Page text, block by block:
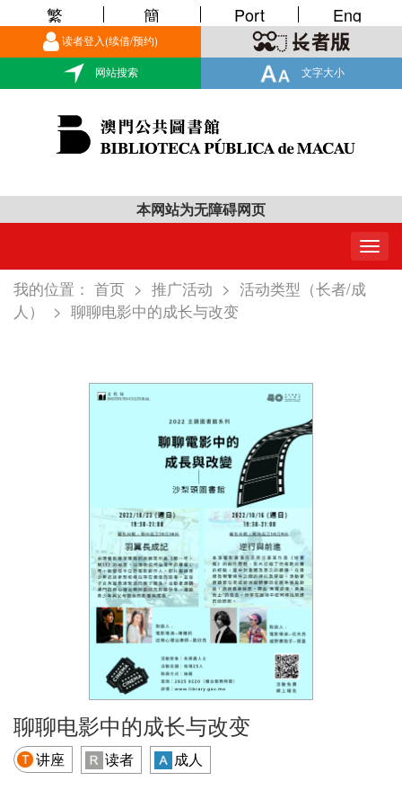
读者登入(续借/预约)
网站搜索 文字大小
繁 簡 Port Eng
本网站为无障碍网页
我的位置： 首页 > 推广活动 > 活动类型（长者/成
人）
> 聊聊电影中的成长与改变
聊聊电影中的成长与改变
讲座 读者
成人